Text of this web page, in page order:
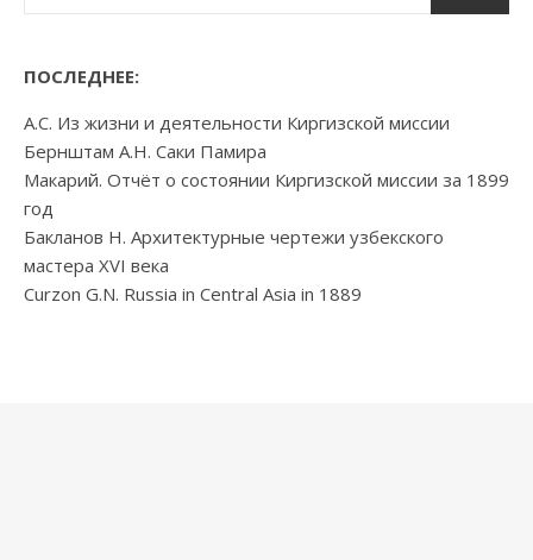
ПОСЛЕДНЕЕ:
А.С. Из жизни и деятельности Киргизской миссии
Бернштам А.Н. Саки Памира
Макарий. Отчёт о состоянии Киргизской миссии за 1899
год
Бакланов Н. Архитектурные чертежи узбекского
мастера XVI века
Curzon G.N. Russia in Central Asia in 1889